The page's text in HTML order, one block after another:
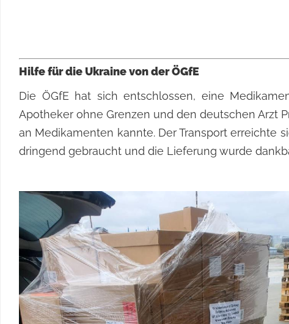
Hilfe für die Ukraine von der ÖGfE
Die ÖGfE hat sich entschlossen, eine
Apotheker ohne Grenzen und den deutschen Arzt
an Medikamenten kannte. Der Transport erreichte
dringend gebraucht und die Lieferung wurde